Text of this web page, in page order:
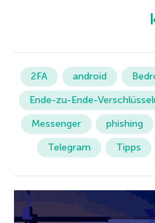
2FA android
Ende-zu-Ende-
Messenger
phishing
Telegram
Tipps